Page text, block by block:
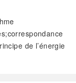
de l’énergie